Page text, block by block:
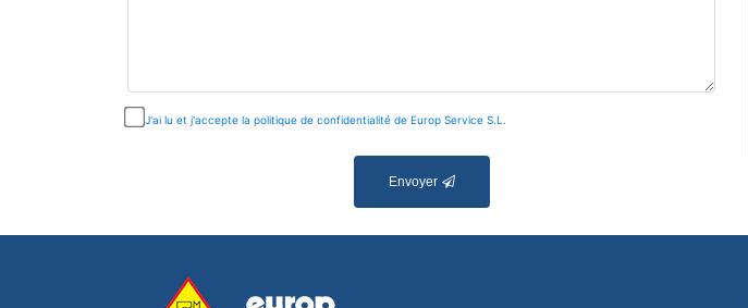
J'ai lu et j'accepte la politique de confidentialité de Europ Service S.L.
Envoyer